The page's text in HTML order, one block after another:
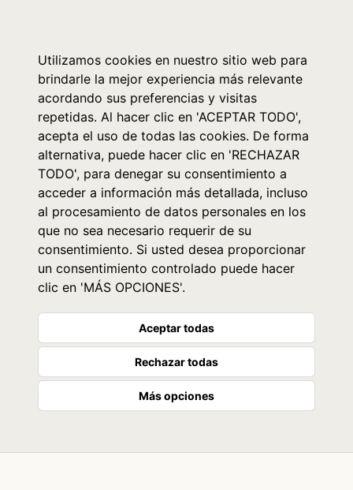
Utilizamos cookies en nuestro sitio web para
brindarle la mejor experiencia más relevante
acordando sus preferencias y visitas
repetidas. Al hacer clic en 'ACEPTAR TODO',
acepta el uso de todas las cookies. De forma
alternativa, puede hacer clic en 'RECHAZAR
TODO', para denegar su consentimiento a
acceder a información más detallada, incluso
al procesamiento de datos personales en los
que no sea necesario requerir de su
consentimiento. Si usted desea proporcionar
un consentimiento controlado puede hacer
clic en 'MÁS OPCIONES'.
Aceptar todas
Rechazar todas
Más opciones